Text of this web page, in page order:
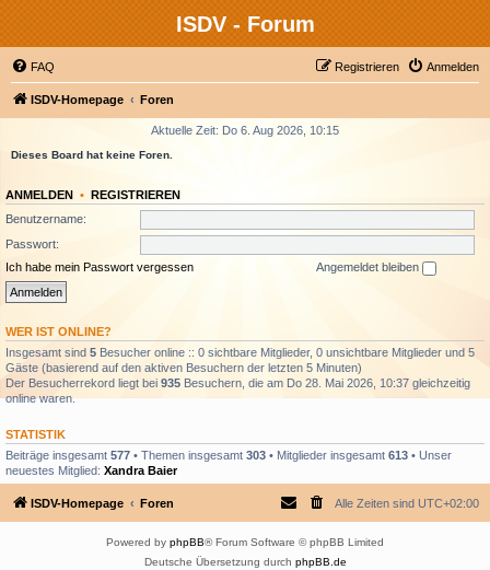
ISDV - Forum
FAQ Anmelden
Registrieren
ISDV-Homepage Foren
Aktuelle Zeit: Do 6. Aug 2026, 10:15
Dieses Board hat keine Foren.
ANMELDEN • REGISTRIEREN
Benutzername:
Passwort:
Ich habe mein Passwort vergessen
Angemeldet bleiben
WER IST ONLINE?
Insgesamt sind 5 Besucher online :: 0 sichtbare Mitglieder, 0 unsichtbare Mitglieder und 5
Gäste (basierend auf den aktiven Besuchern der letzten 5 Minuten)
Der Besucherrekord liegt bei 935 Besuchern, die am Do 28. Mai 2026, 10:37 gleichzeitig
online waren.
STATISTIK
Beiträge insgesamt 577 • Themen insgesamt 303 • Mitglieder insgesamt 613 • Unser
neuestes Mitglied: Xandra Baier
ISDV-Homepage Foren Alle Zeiten sind UTC+02:00
Powered by phpBB® Forum Software © phpBB Limited
Deutsche Übersetzung durch phpBB.de